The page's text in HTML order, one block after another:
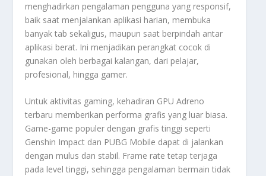
menghadirkan pengalaman pengguna yang responsif,
baik saat menjalankan aplikasi harian, membuka
banyak tab sekaligus, maupun saat berpindah antar
aplikasi berat. Ini menjadikan perangkat cocok di
gunakan oleh berbagai kalangan, dari pelajar,
profesional, hingga gamer.
Untuk aktivitas gaming, kehadiran GPU Adreno
terbaru memberikan performa grafis yang luar biasa.
Game-game populer dengan grafis tinggi seperti
Genshin Impact dan PUBG Mobile dapat di jalankan
dengan mulus dan stabil. Frame rate tetap terjaga
pada level tinggi, sehingga pengalaman bermain tidak